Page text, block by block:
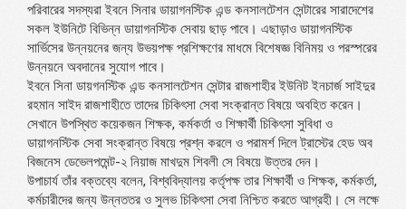
পরিবারের সদস্যরা ইবনে সিনার ডায়াগনস্টিক এন্ড কনসালটেশন সেন্টারের সারাদেশের
সকল ইউনিটে বিভিন্ন ডায়াগনস্টিক সেবায় ছাড় পাবে। এছাড়াও ডায়াগনস্টিক
সার্ভিসের উন্নয়নের জন্য উভয়পক্ষ প্রশিক্ষণের মাধমে বিশেষজ্ঞ বিনিময় ও পরস্পরের
উন্নয়নে অবদানের সুযোগ পাবে।
ইবনে সিনা ডায়গনস্টিক এন্ড কনসালটেশন সেন্টার রাজশাহীর ইউনিট ইনচার্জ সাইদুর
রহমান সাইদ রাজশাহীতে তাদের চিকিৎসা সেবা সংক্রান্ত বিষয়ে অবহিত করেন।
সেখানে উপস্থিত কয়েকজন শিক্ষক, কর্মকর্তা ও শিক্ষার্থী চিকিৎসা সুবিধা ও
ডায়াগনস্টিক সেবা সংক্রান্ত বিষয়ে প্রশ্ন করলে ও পরামর্শ দিলে ট্রাস্টের হেড অব
বিজনেস ডেভেলপমেন্ট-২ নিয়াজ মাখদুম শিবলী সে বিষয়ে উত্তর দেন।
উপাচার্য তাঁর বক্তব্যে বলেন, বিশ্ববিদ্যালয় কর্তৃপক্ষ তার শিক্ষার্থী ও শিক্ষক, কর্মকর্তা,
কর্মচারীদের জন্য উন্নততর ও সুলভ চিকিৎসা সেবা নিশ্চিত করতে আগ্রহী। সে লক্ষে